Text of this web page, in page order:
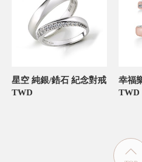
星空 純銀/鋯石 紀念對戒
TWD
TWD